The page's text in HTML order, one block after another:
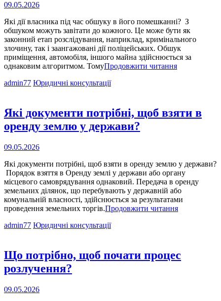
Опубліковано
09.05.2026
Які дії власника під час обшуку в його помешканні? З
обшуком можуть завітати до кожного. Це може бути як
законний етап розслідування, наприклад, кримінального
злочину, так і заангажовані дії поліцейських. Обшук
приміщення, автомобіля, іншого майна здійснюється за
однаковим алгоритмом. ТомуПродовжити читанняЯкі
обшуку
в
admin77 Cat
Юридичні консультації
Які документи потрібні, щоб взяти в
оренду землю у держави?
Опубліковано
09.05.2026
Які документи потрібні, щоб взяти в оренду землю у держави?
Порядок взяття в Оренду землі у держави або органу
місцевого самоврядування однаковий. Передача в оренду
земельних ділянок, що перебувають у державній або
комунальній власності, здійснюється за результатами
проведення земельних торгів.Продовжити читанняЯкі
в
оренду
admin77 Cat
Юридичні консультації
Що потрібно, щоб почати процес
розлучення?
Опубліковано
09.05.2026